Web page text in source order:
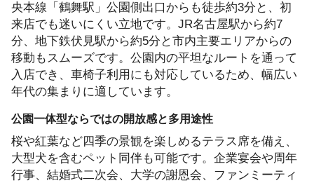
央本線「鶴舞駅」公園側出口からも徒歩約3分と、初
来店でも迷いにくい立地です。JR名古屋駅から約7
分、地下鉄伏見駅から約5分と市内主要エリアからの
移動もスムーズです。公園内の平坦なルートを通って
入店でき、車椅子利用にも対応しているため、幅広い
年代の集まりに適しています。
公園一体型ならではの開放感と多用途性
桜や紅葉など四季の景観を楽しめるテラス席を備え、
大型犬を含むペット同伴も可能です。企業宴会や周年
行事、結婚式二次会、大学の謝恩会、ファンミーティ